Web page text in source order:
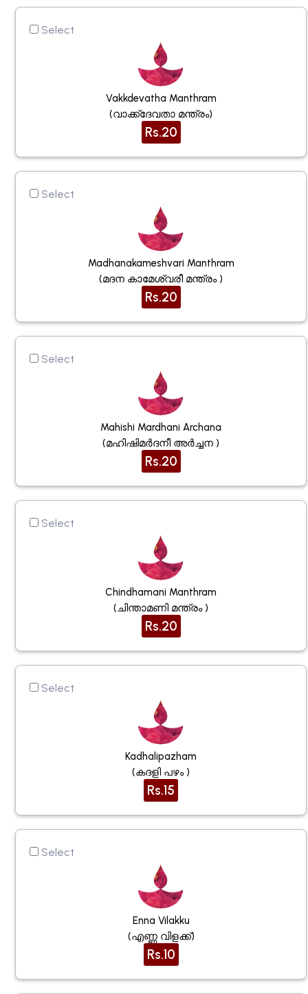
Select
Vakkdevatha Manthram
(വാക്ക്ദേവതാ മന്ത്രം)
Rs.20
Select
Madhanakameshvari Manthram
(മദന കാമേശ്വരീ മന്ത്രം )
Rs.20
Select
Mahishi Mardhani Archana
(മഹിഷിമർദനീ അർച്ചന )
Rs.20
Select
Chindhamani Manthram
(ചിന്താമണി മന്ത്രം )
Rs.20
Select
Kadhalipazham
(കദളി പഴം )
Rs.15
Select
Enna Vilakku
(എണ്ണ വിളക്ക്)
Rs.10